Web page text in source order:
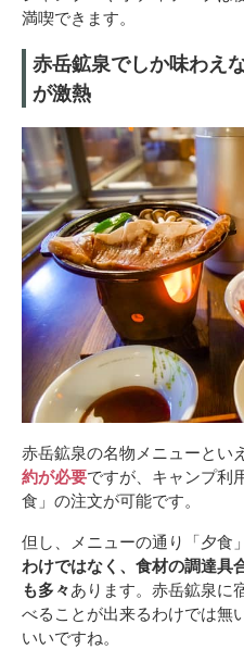
満喫できます。
赤岳鉱泉でしか味わえ
が激熱
赤岳鉱泉の名物メニューとい
約が必要ですが、キャンプ利
食」の注文が可能です。
但し、メニューの通り「夕食
わけではなく、食材の調達具
も多々あります。赤岳鉱泉に
べることが出来るわけでは無
いいですね。